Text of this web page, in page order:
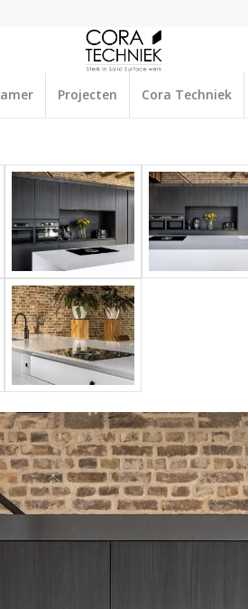
Projecten Cora Techniek